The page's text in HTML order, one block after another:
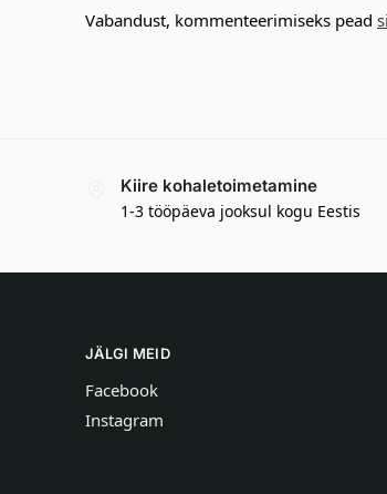
Vabandust, kommenteerimiseks pead
Kiire kohaletoimetamine
1-3 tööpäeva jooksul kogu Eestis
JÄLGI MEID
Facebook
Instagram